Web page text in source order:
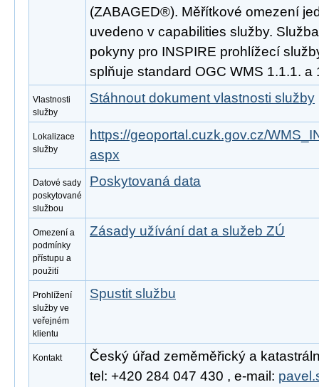
(ZABAGED®). Měřítkové omezení
uvedeno v capabilities služby.
pokyny pro INSPIRE prohlížecí
splňuje standard OGC WMS 1.1.1. a
Vlastnosti
služby
Stáhnout dokument vlastnosti služby
Lokalizace
služby
https://geoportal.cuzk.gov.cz/
aspx
Datové sady
poskytované
službou
Poskytovaná data
Omezení a
podmínky
přístupu a
použití
Zásady užívání dat a služeb ZÚ
Prohlížení
služby ve
veřejném
klientu
Spustit službu
Kontakt
Český úřad zeměměřický a
tel: +420 284 047 430 , e-mail: